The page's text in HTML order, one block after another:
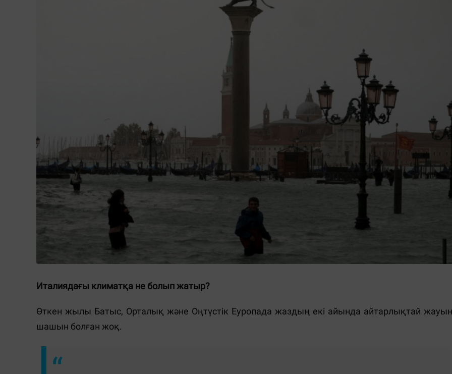
Италиядағы климатқа не болып жатыр?
Өткен жылы Батыс, Орталық және Оңтүстік Еуропада жаздың екі айында айтарлықтай
шашын болған жоқ.